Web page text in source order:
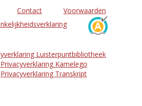
Contact
Voorwaarden
Luisterpuntbibliotheek
Privacyverklaring Kamelego
Privacyverklaring Transkript